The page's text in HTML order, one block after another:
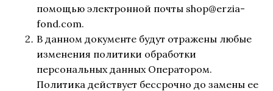
помощью электронной почты shop@erzia-
fond.com.
В данном документе будут отражены любые
изменения политики обработки
персональных данных Оператором.
Политика действует бессрочно до замены ее